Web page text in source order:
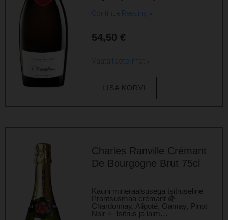
Continue Reading »
54,50 €
Vaata toote infot »
LISA KORVI
Charles Ranville Crémant
De Bourgogne Brut 75cl
Kauni mineraalsusega tsitruseline
Prantsusmaa crémant 🍇
Chardonnay, Aligoté, Gamay, Pinot
Noir ⭐ Tsitrus ja laim…